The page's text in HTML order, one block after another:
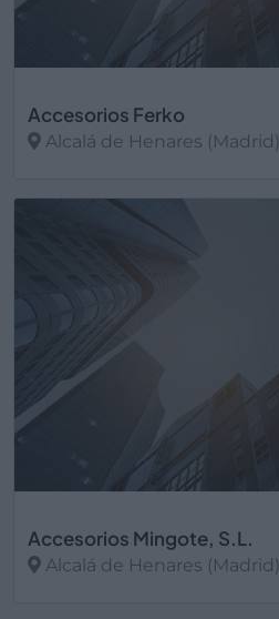
Accesorios Ferko
Alcalá de Henares (Madrid)
Accesorios Mingote, S.L.
Alcalá de Henares (Madrid)